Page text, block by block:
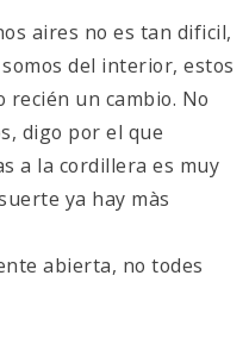
aires no es tan dificil,
del interior, estos
recién un cambio. No
digo por el que
a la cordillera es muy
ya hay màs
abierta, no todes